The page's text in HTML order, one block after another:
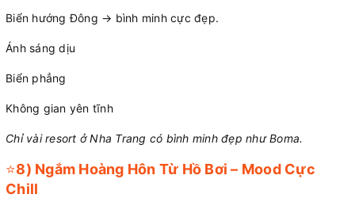
Biển hướng Đông → bình minh cực đẹp.
Ánh sáng dịu
Biển phẳng
Không gian yên tĩnh
Chỉ vài resort ở Nha Trang có bình minh đẹp như Boma.
⭐8) Ngắm Hoàng Hôn Từ Hồ Bơi – Mood Cực
Chill